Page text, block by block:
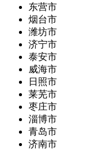
东营市
烟台市
潍坊市
济宁市
泰安市
威海市
日照市
莱芜市
枣庄市
淄博市
青岛市
济南市